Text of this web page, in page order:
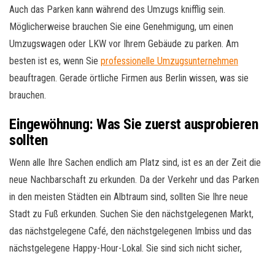
Auch das Parken kann während des Umzugs knifflig sein.
Möglicherweise brauchen Sie eine Genehmigung, um einen
Umzugswagen oder LKW vor Ihrem Gebäude zu parken. Am
besten ist es, wenn Sie professionelle Umzugsunternehmen
beauftragen. Gerade örtliche Firmen aus Berlin wissen, was sie
brauchen.
Eingewöhnung: Was Sie zuerst ausprobieren
sollten
Wenn alle Ihre Sachen endlich am Platz sind, ist es an der Zeit die
neue Nachbarschaft zu erkunden. Da der Verkehr und das Parken
in den meisten Städten ein Albtraum sind, sollten Sie Ihre neue
Stadt zu Fuß erkunden. Suchen Sie den nächstgelegenen Markt,
das nächstgelegene Café, den nächstgelegenen Imbiss und das
nächstgelegene Happy-Hour-Lokal. Sie sind sich nicht sicher,